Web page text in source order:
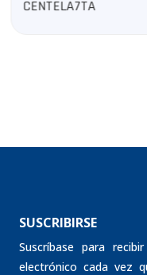
SUSCRIBIRSE
Suscríbase para
electrónico cada vez